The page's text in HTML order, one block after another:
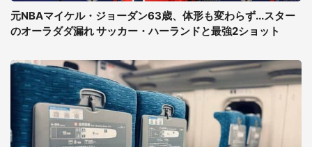
元NBAマイケル・ジョーダン63歳、体形も変わらず...スター
のオーラダダ漏れ サッカー・ハーランドと最強2ショット